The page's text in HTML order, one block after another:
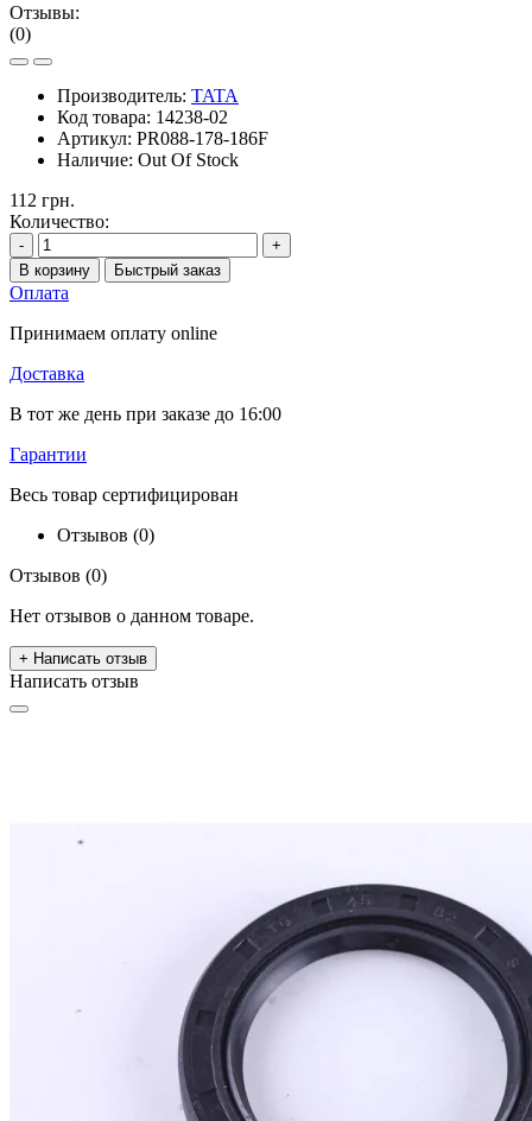
Отзывы:
(0)
Производитель: TATA
Код товара: 14238-02
Артикул: PR088-178-186F
Наличие: Out Of Stock
112 грн.
Количество:
-
+
В корзину
Быстрый заказ
Оплата
Принимаем оплату online
Доставка
В тот же день при заказе до 16:00
Гарантии
Весь товар сертифицирован
Отзывов (0)
Отзывов (0)
Нет отзывов о данном товаре.
+ Написать отзыв
Написать отзыв